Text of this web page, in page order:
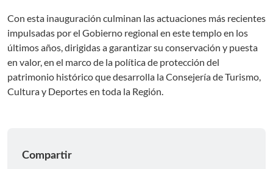
Con esta inauguración culminan las actuaciones más recientes
impulsadas por el Gobierno regional en este templo en los
últimos años, dirigidas a garantizar su conservación y puesta
en valor, en el marco de la política de protección del
patrimonio histórico que desarrolla la Consejería de Turismo,
Cultura y Deportes en toda la Región.
Compartir